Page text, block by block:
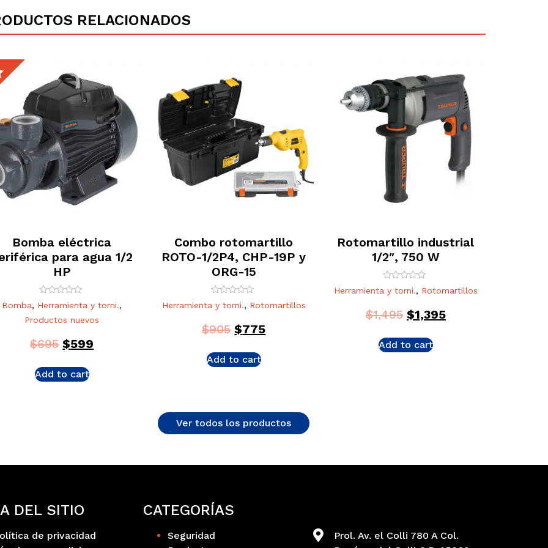
RELACIONADOS
Bomba eléctrica
para agua 1/2
HP
Rated
0
out
of
Bomba, Herramienta y torni.,
Productos nuevos
$695 $599
Add to cart
Combo rotomartillo
ROTO-1/2P4, CHP-19P y
ORG-15
Rated
0
of
5
Herramienta y torni., Rotomartillos
$905 $775
Add to cart
Rotomartillo industrial
1/2″, 750 W
Rated
0
of
5
Herramienta y torni., Rotomartillos
$1,495 $1,395
Add to cart
Ver todos los productos
DEL SITIO
de privacidad
CATEGORÍAS
Seguridad
Prol. Av. el Colli 780 A Col.